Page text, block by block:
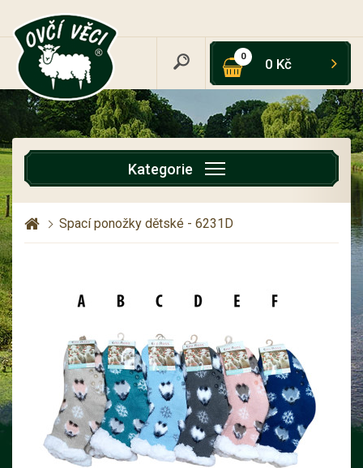
0 0 Kč
Kategorie
Spací ponožky dětské - 6231D